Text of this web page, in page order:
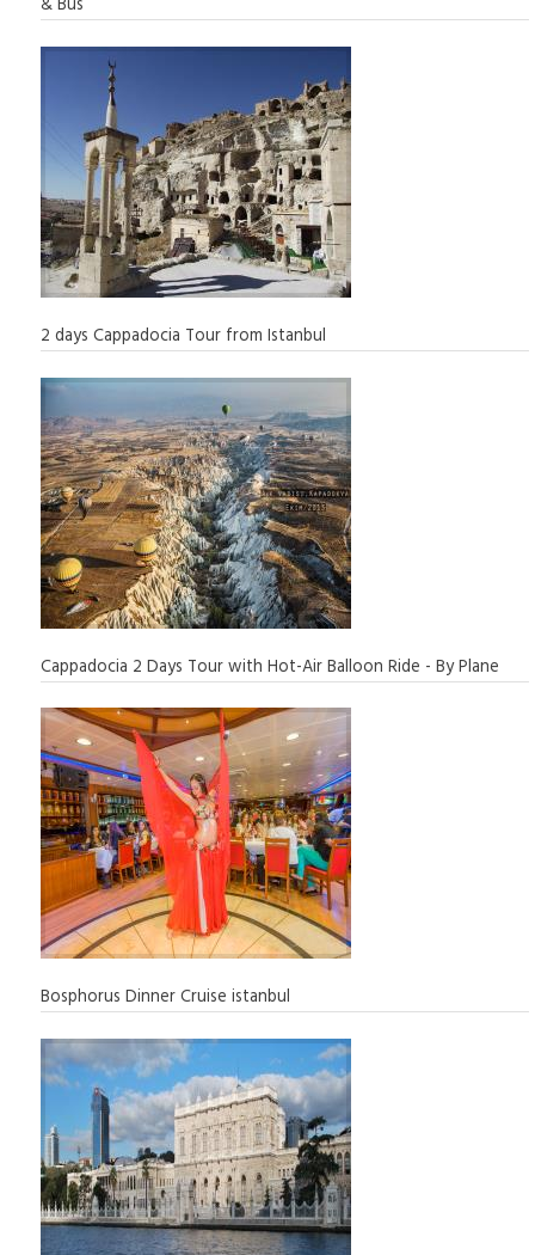
2 days Cappadocia Tour from Istanbul
Cappadocia 2 Days Tour with Hot-Air Balloon Ride - By Plane
Bosphorus Dinner Cruise istanbul